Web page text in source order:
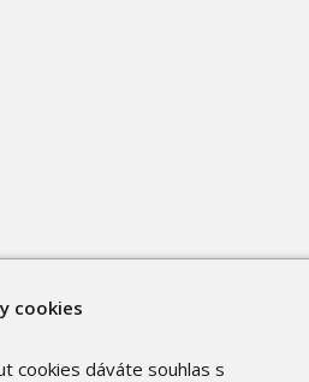
cookies
cookies dáváte souhlas s